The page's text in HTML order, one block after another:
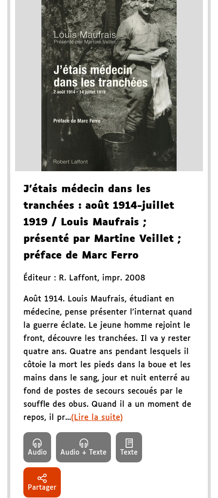
J'étais médecin dans les
tranchées : août 1914-juillet
1919 / Louis Maufrais ;
présenté par Martine Veillet ;
préface de Marc Ferro
Éditeur : R. Laffont, impr. 2008
Août 1914. Louis Maufrais, étudiant en
médecine, pense présenter l'internat quand
la guerre éclate. Le jeune homme rejoint le
front, découvre les tranchées. Il va y rester
quatre ans. Quatre ans pendant lesquels il
côtoie la mort les pieds dans la boue et les
mains dans le sang, jour et nuit enterré au
fond de postes de secours secoués par le
souffle des obus. Quand il a un moment de
repos, il pr...(Lire la suite)
Audio Audio + Texte Texte
Partager